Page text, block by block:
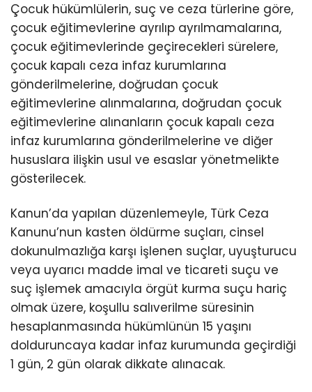
Çocuk hükümlülerin, suç ve ceza türlerine göre,
çocuk eğitimevlerine ayrılıp ayrılmamalarına,
çocuk eğitimevlerinde geçirecekleri sürelere,
çocuk kapalı ceza infaz kurumlarına
gönderilmelerine, doğrudan çocuk
eğitimevlerine alınmalarına, doğrudan çocuk
eğitimevlerine alınanların çocuk kapalı ceza
infaz kurumlarına gönderilmelerine ve diğer
hususlara ilişkin usul ve esaslar yönetmelikte
gösterilecek.
Kanun’da yapılan düzenlemeyle, Türk Ceza
Kanunu’nun kasten öldürme suçları, cinsel
dokunulmazlığa karşı işlenen suçlar, uyuşturucu
veya uyarıcı madde imal ve ticareti suçu ve
suç işlemek amacıyla örgüt kurma suçu hariç
olmak üzere, koşullu salıverilme süresinin
hesaplanmasında hükümlünün 15 yaşını
dolduruncaya kadar infaz kurumunda geçirdiği
1 gün, 2 gün olarak dikkate alınacak.